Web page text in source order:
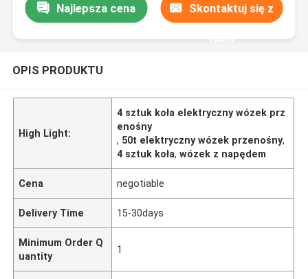
Najlepsza cena Skontaktuj się z
nami
OPIS PRODUKTU
High Light:
4 sztuk koła elektryczny wózek prz
enośny
, 50t elektryczny wózek przenośny,
4 sztuk koła,wózek z napędem
Cena negotiable
Delivery Time 15-30days
Minimum Order Q
uantity
1